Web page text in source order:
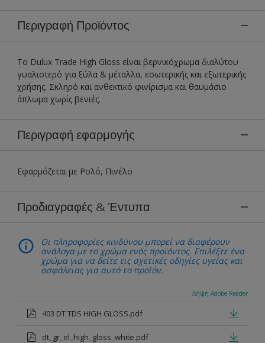
Περιγραφή Προϊόντος
Το Dulux Trade High Gloss είναι βερνικόχρωμα διαλύτου
γυαλιστερό για ξύλα & μέταλλα, εσωτερικής και εξωτερικής
χρήσης. Σκληρό και ανθεκτικό φινίρισμα και θαυμάσιο
άπλωμα χωρίς βενιές.
Περιγραφή εφαρμογής
Εφαρμόζεται με Ρολό, Πινέλο
Προδιαγραφές & Έντυπα
Οι πληροφορίες κινδύνου μπορεί να διαφέρουν
ανάλογα με το χρώμα ενός προϊόντος. Επιλέξτε ένα
χρώμα για να δείτε τις σχετικές οδηγίες υγείας και
ασφάλειας για αυτό το προϊόν.
Λήψη Adobe Reader
403 DT TDS HIGH GLOSS.pdf
dt_gr_el_high_gloss_white.pdf